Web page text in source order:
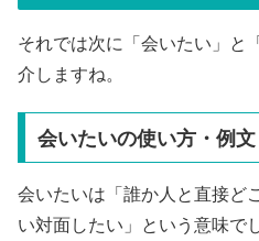
それでは次に「会いたい」と
介しますね。
会いたいの使い方・例文
会いたいは「誰か人と直接ど
い対面したい」という意味で